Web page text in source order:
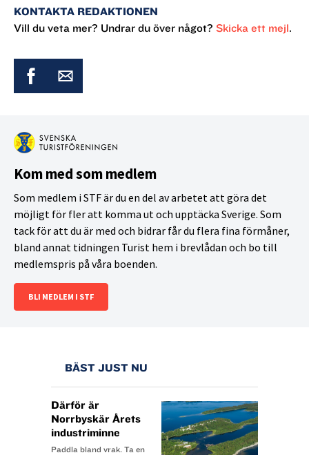
KONTAKTA REDAKTIONEN
Vill du veta mer? Undrar du över något? Skicka ett mejl.
Kom med som medlem
Som medlem i STF är du en del av arbetet att göra det
möjligt för fler att komma ut och upptäcka Sverige. Som
tack för att du är med och bidrar får du flera fina förmåner,
bland annat tidningen Turist hem i brevlådan och bo till
medlemspris på våra boenden.
BLI MEDLEM I STF
BÄST JUST NU
Därför är
Norrbyskär Årets
industriminne
Paddla bland vrak. Ta en